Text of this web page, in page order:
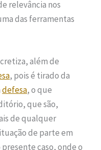
relevância nos
das ferramentas
além de
, pois é tirado da
defesa, o que
que são,
de qualquer
de parte em
caso, onde o